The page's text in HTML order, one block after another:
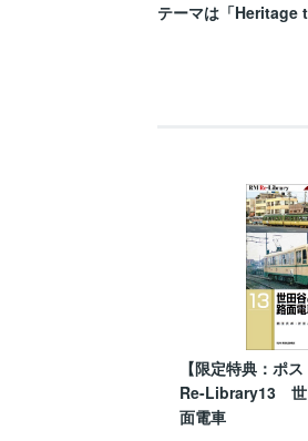
テーマは「Heritage
【限定特典：ポ
Re-Library13 世
面電車